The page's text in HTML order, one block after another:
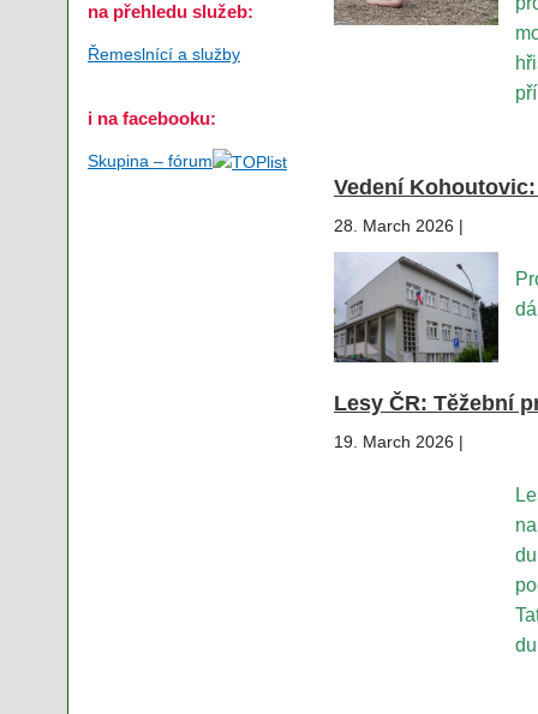
na přehledu služeb:
Řemeslnící a služby
i na facebooku:
Skupina – fórum
Vedení
28. March 2026 |
Lesy ČR: Těžební
19. March 2026 |